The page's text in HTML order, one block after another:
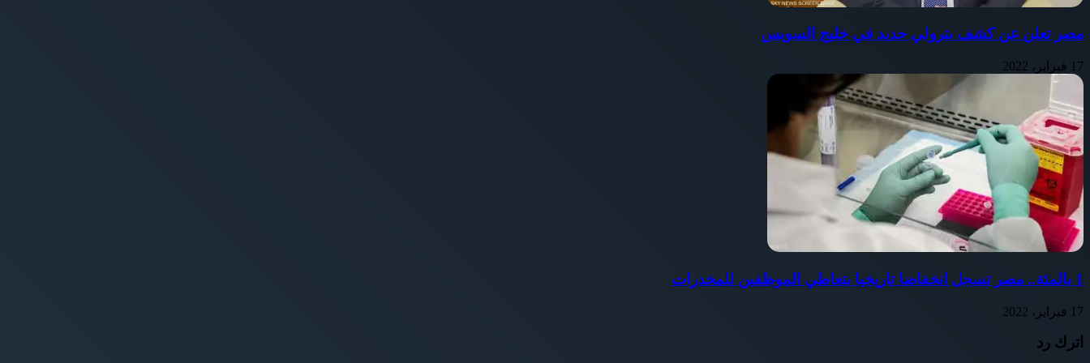
مصر تعلن عن كشف بترولي جديد في خليج السويس
17 فبراير، 2022
1 بالمئة.. مصر تسجل انخفاضا تاريخيا بتعاطي الموظفين للمخدرات
17 فبراير، 2022
اترك رد